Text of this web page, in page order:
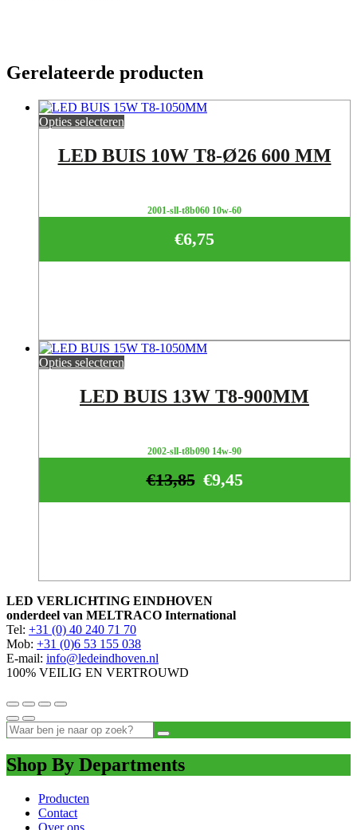
Gerelateerde producten
Opties selecteren
LED BUIS 10W T8-Ø26 600 MM
2001-sll-t8b060 10w-60
€6,75
Opties selecteren
LED BUIS 13W T8-900MM
2002-sll-t8b090 14w-90
€9,45
€13,85
LED VERLICHTING EINDHOVEN
onderdeel van MELTRACO International
Tel: +31 (0) 40 240 71 70
Mob: +31 (0)6 53 155 038
E-mail: info@ledeindhoven.nl
100% VEILIG EN VERTROUWD
Shop By Departments
Producten
Contact